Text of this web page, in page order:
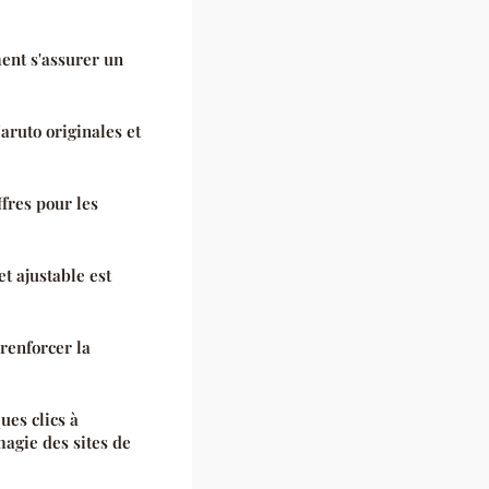
s'assurer un
originales et
pour les
ajustable est
la
clics à
des sites de